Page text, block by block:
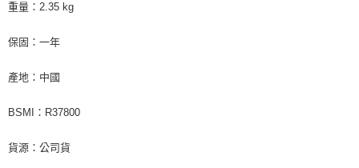
重量：2.35 kg
保固：一年
產地：中國
BSMI：R37800
貨源：公司貨